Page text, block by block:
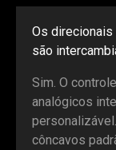
Os direcionais
são
Sim. O
analógicos
côncavos